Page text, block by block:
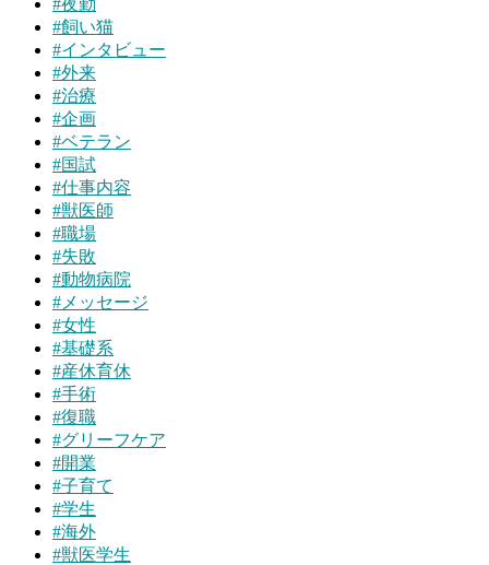
#飼い猫
#インタビュー
#外来
#治療
#企画
#ベテラン
#国試
#仕事内容
#獣医師
#職場
#失敗
#動物病院
# メッセージ
#女性
#基礎系
#産休育休
#手術
#復職
#グリーフケア
#開業
#子育て
#学生
#海外
#獣医学生